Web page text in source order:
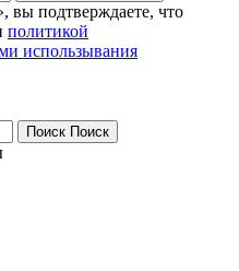
вы подтверждаете, что
политикой
использывания
Поиск Поиск